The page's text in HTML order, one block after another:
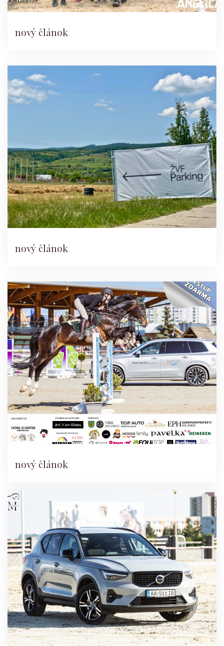
nový článok
nový článok
nový článok